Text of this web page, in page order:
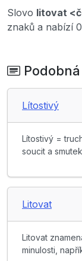
Slovo litovat
znaků a nabízí
Lítostivý
Lítostivý =
soucit a
Litovat
Litovat
minulosti,